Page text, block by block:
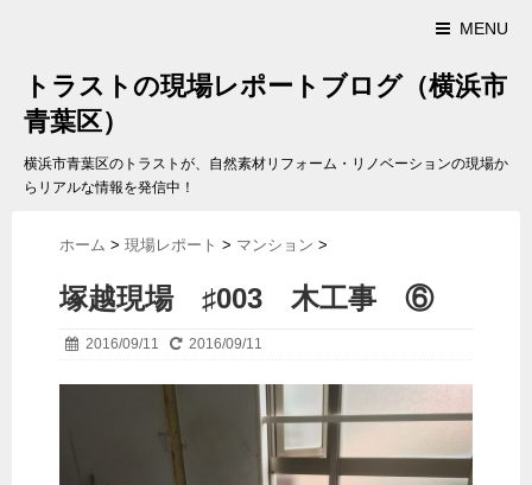
MENU
トラストの現場レポートブログ（横浜市
青葉区）
横浜市青葉区のトラストが、自然素材リフォーム・リノベーションの現場か
らリアルな情報を発信中！
ホーム > 現場レポート > マンション >
塚越現場 ♯003 木工事 ⑥
2016/09/11 2016/09/11